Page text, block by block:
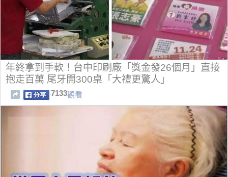
年終拿到手軟！台中印刷廠「獎金發26個月」直接
抱走百萬 尾牙開300桌「大禮更驚人」
7133觀看